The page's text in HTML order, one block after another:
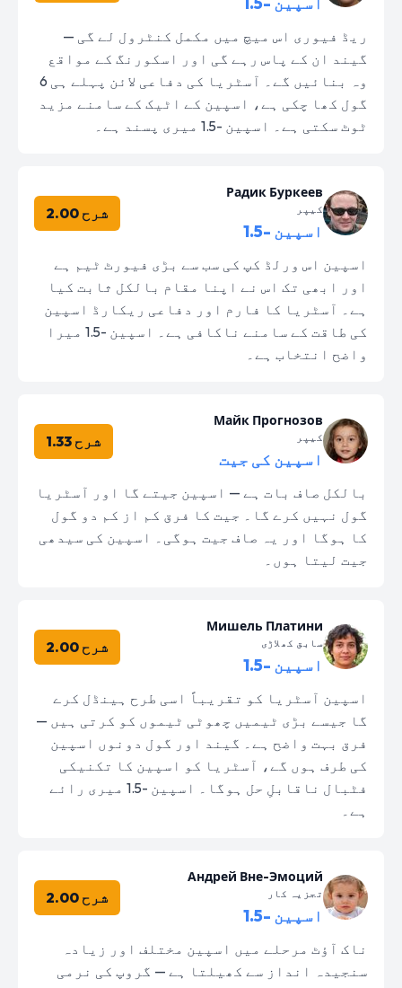
ریڈ فیوری اس میچ میں مکمل کنٹرول لے گی —
گیند ان کے پاس رہے گی اور اسکورنگ کے مواقع
وہ بنائیں گے۔ آسٹریا کی دفاعی لائن پہلے ہی 6
گول کھا چکی ہے، اسپین کے اٹیک کے سامنے مزید
ٹوٹ سکتی ہے۔ اسپین -1.5 میری پسند ہے۔
Радик Буркеев
کیپر
اسپین -1.5
شرح 2.00
اسپین اس ورلڈ کپ کی سب سے بڑی فیورٹ ٹیم ہے
اور ابھی تک اس نے اپنا مقام بالکل ثابت کیا
ہے۔ آسٹریا کا فارم اور دفاعی ریکارڈ اسپین
کی طاقت کے سامنے ناکافی ہے۔ اسپین -1.5 میرا
واضح انتخاب ہے۔
Майк Прогнозов
کیپر
اسپین کی جیت
شرح 1.33
بالکل صاف بات ہے — اسپین جیتے گا اور آسٹریا
گول نہیں کرے گا۔ جیت کا فرق کم از کم دو گول
کا ہوگا اور یہ صاف جیت ہوگی۔ اسپین کی سیدھی
جیت لیتا ہوں۔
Мишель Платини
سابق کھلاڑی
اسپین -1.5
شرح 2.00
اسپین آسٹریا کو تقریباً اسی طرح ہینڈل کرے
گا جیسے بڑی ٹیمیں چھوٹی ٹیموں کو کرتی ہیں —
فرق بہت واضح ہے۔ گیند اور گول دونوں اسپین
کی طرف ہوں گے، آسٹریا کو اسپین کا تکنیکی
فٹبال ناقابلِ حل ہوگا۔ اسپین -1.5 میری رائے
ہے۔
Андрей Вне-Эмоций
تجزیہ کار
اسپین -1.5
شرح 2.00
ناک آؤٹ مرحلے میں اسپین مختلف اور زیادہ
سنجیدہ انداز سے کھیلتا ہے — گروپ کی نرمی